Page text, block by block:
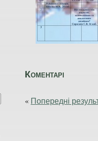
Коментарі
« Попередні